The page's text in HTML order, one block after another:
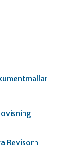
Revisorn